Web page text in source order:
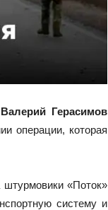
Валерий Герасимов
операции, которая
«Поток»
систему и